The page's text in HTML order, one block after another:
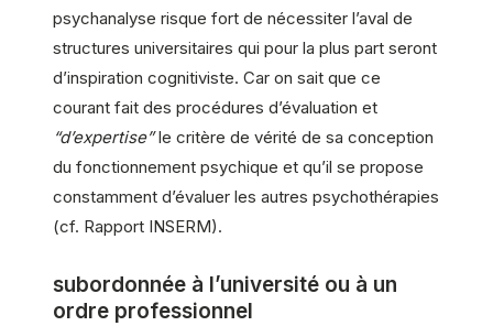
psychanalyse risque fort de nécessiter l’aval de
structures universitaires qui pour la plus part seront
d’inspiration cognitiviste. Car on sait que ce
courant fait des procédures d’évaluation et
“d’expertise”le critère de vérité de sa conception
du fonctionnement psychique et qu’il se propose
constamment d’évaluer les autres psychothérapies
(cf. Rapport INSERM).
subordonnée à l’université ou à un
ordre professionnel